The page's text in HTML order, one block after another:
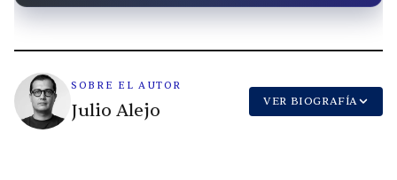
SOBRE EL AUTOR
Julio Alejo VER BIOGRAFÍA